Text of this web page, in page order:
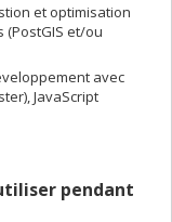
et optimisation
et/ou
avec
JavaScript
pendant